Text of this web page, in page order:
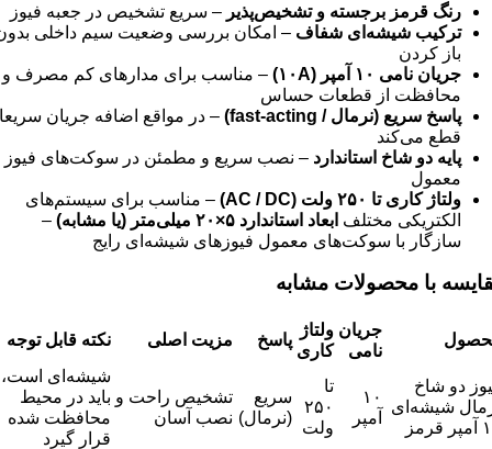
رنگ قرمز برجسته و تشخیص‌پذیر – سریع تشخیص در جعبه فیوز
ترکیب شیشه‌ای شفاف – امکان بررسی وضعیت سیم داخلی
باز کردن
جریان نامی ۱۰ آمپر ( ۱۰A)
– مناسب برای مدارهای کم مصرف و
محافظت از قطعات حساس
پاسخ سریع (نرمال / fast-acting)
– در مواقع اضافه جریان سریعا
قطع می‌کند
پایه دو شاخ استاندارد – نصب سریع و مطمئن در سوکت‌های فیوز
معمول
ولتاژ کاری تا ۲۵۰ ولت (AC / DC)
– مناسب برای سیستم‌های
الکتریکی مختلف ابعاد استاندارد ۵×۲۰ میلی‌متر (یا مشابه) –
سازگار با سوکت‌های معمول فیوزهای شیشه‌ای رایج
با محصولات مشابه
جریان
نامی
ولتاژ
کاری
پاسخ مزیت اصلی نکته قابل توجه
دو شاخ
شیشه‌ای
۱۰
آمپر
تا
۲۵۰
ولت
سریع
(نرمال)
تشخیص راحت و
نصب آسان
شیشه‌ای است،
باید در محیط
محافظت شده
قرار گیرد